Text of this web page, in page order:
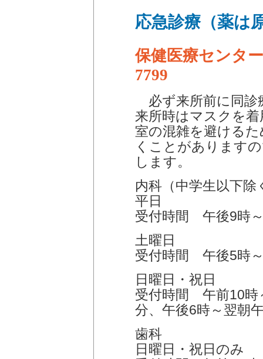
応急診療（薬は
保健医療センタ
7799
必ず来所前に同診
来所時はマスクを
室の混雑を避ける
くことがあります
します。
内科（中学生以下除
平日
受付時間 午後9時
土曜日
受付時間 午後5時
日曜日・祝日
受付時間 午前10時
分、午後6時～翌朝
歯科
日曜日・祝日のみ